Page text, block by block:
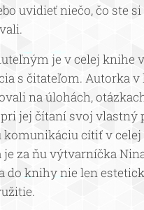
uvidieť niečo, čo ste
je v celej knihe
s čitateľom. Autorka
na úlohách,
jej čítaní svoj vlastný
cítiť v celej
je za ňu výtvarníčka
do knihy nie len